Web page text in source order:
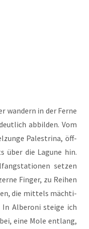
wan­dern in der Fer­ne
abbil­den. Vom
Pal­estri­na, öff­
über die Lagu­ne hin.
set­zen
Fin­ger, zu Rei­hen
die mit­tels mäch­ti­
Albe­ro­ni stei­ge ich
eine Mole ent­lang,